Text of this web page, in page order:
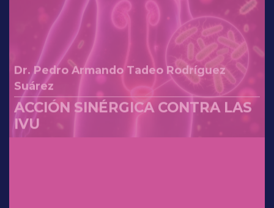
Dr. Pedro Armando Tadeo Rodríguez
Suárez
ACCIÓN SINÉRGICA CONTRA LAS
IVU